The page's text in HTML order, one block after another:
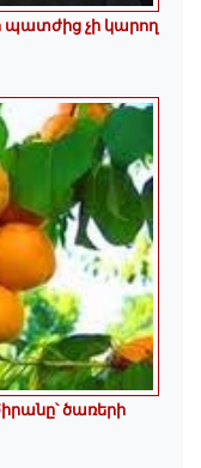
պատժից չի կարող
ծառերի